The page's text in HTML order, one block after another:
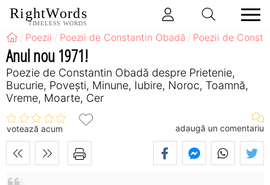
RightWords
TIMELESS WORDS
Poezii Poezii de Constantin Obadă Poezii de
Anul nou 1971!
Poezie de Constantin Obadă despre Prietenie,
Bucurie, Povești, Minune, Iubire, Noroc, Toamnă,
Vreme, Moarte, Cer
votează acum adaugă un comentariu